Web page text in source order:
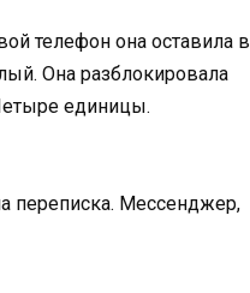
телефон она оставила в
Она разблокировала
единицы.
переписка. Мессенджер,